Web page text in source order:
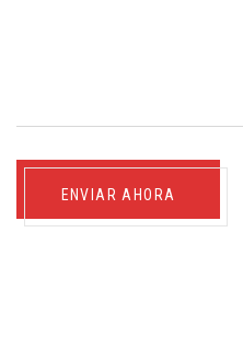
ENVIAR AHORA